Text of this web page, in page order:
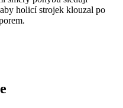
holicí strojek klouzal po